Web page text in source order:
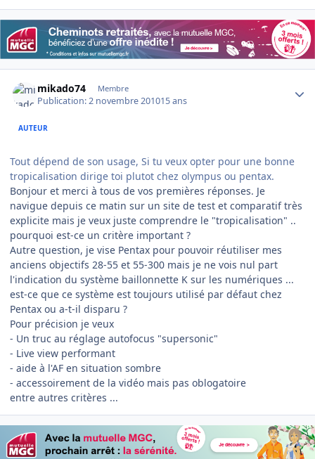
mikado74 Membre
Publication:2 novembre 201015 ans
AUTEUR
Tout dépend de son usage, Si tu veux opter pour une bonne
tropicalisation dirige toi plutot chez olympus ou pentax.
Bonjour et merci à tous de vos premières réponses. Je
navigue depuis ce matin sur un site de test et comparatif très
explicite mais je veux juste comprendre le "tropicalisation" ..
pourquoi est-ce un critère important ?
Autre question, je vise Pentax pour pouvoir réutiliser mes
anciens objectifs 28-55 et 55-300 mais je ne vois nul part
l'indication du système baillonnette K sur les numériques ...
est-ce que ce système est toujours utilisé par défaut chez
Pentax ou a-t-il disparu ?
Pour précision je veux
- Un truc au réglage autofocus "supersonic"
- Live view performant
- aide à l'AF en situation sombre
- accessoirement de la vidéo mais pas oblogatoire
entre autres critères ...